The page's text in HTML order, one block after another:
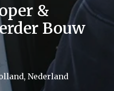
&
Bouw
, Nederland